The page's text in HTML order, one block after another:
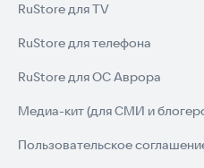
RuStore для TV
RuStore для телефона
RuStore для ОС Аврора
Медиа-кит (для СМИ и
Пользовательское